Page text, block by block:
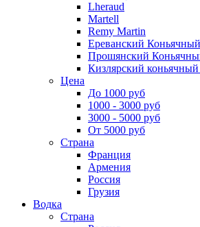
Lheraud
Martell
Remy Martin
Ереванский
Прошянский
Кизлярский коньячный
Цена
До 1000 руб
1000 - 3000 руб
3000 - 5000 руб
От 5000 руб
Страна
Франция
Армения
Россия
Грузия
Водка
Страна